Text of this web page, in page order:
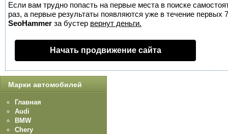
Если вам трудно попасть на первые места в поиске
раз, а первые результаты появляются уже в течение первых
SeoHammer за бустер вернут деньги.
Начать продвижение сайта
Марки автомобилей
Главная
Audi
BMW
Chery